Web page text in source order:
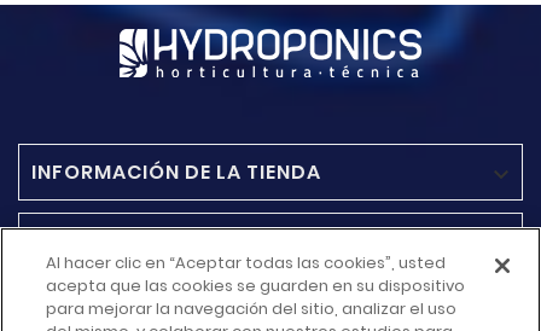
INFORMACIÓN DE LA TIENDA 
MÁS INFORMACIÓN
Al hacer clic en “Aceptar todas las cookies”, usted
acepta que las cookies se guarden en su dispositivo
para mejorar la navegación del sitio, analizar el uso